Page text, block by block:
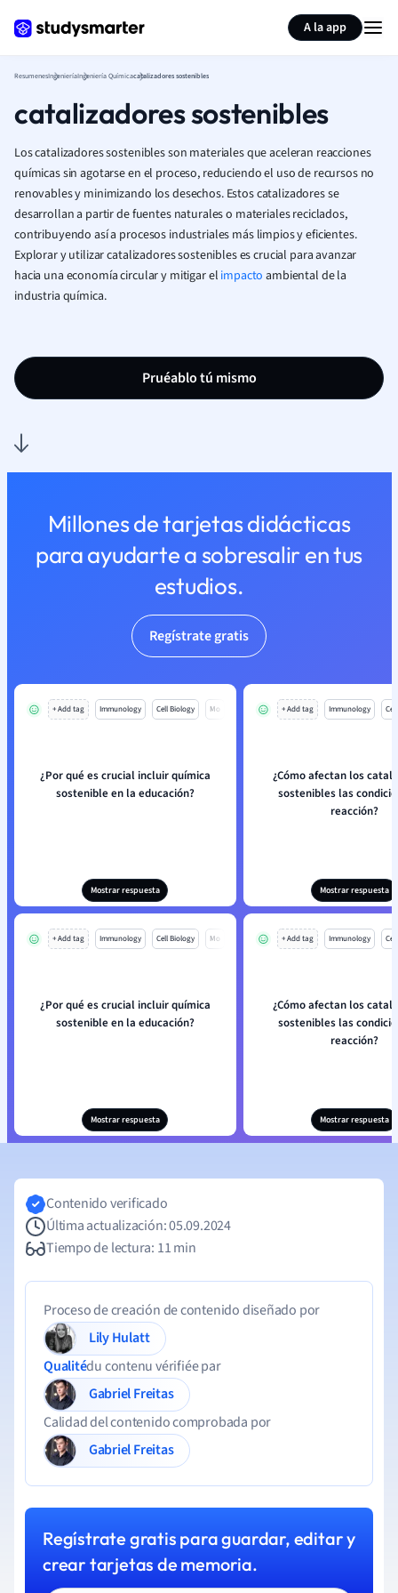
A la app
ResumenesIngenieríaIngeniería Químicacatalizadores sostenibles
catalizadores sostenibles
Los catalizadores sostenibles son materiales que aceleran reacciones
químicas sin agotarse en el proceso, reduciendo el uso de recursos no
renovables y minimizando los desechos. Estos catalizadores se
desarrollan a partir de fuentes naturales o materiales reciclados,
contribuyendo así a procesos industriales más limpios y eficientes.
Explorar y utilizar catalizadores sostenibles es crucial para avanzar
hacia una economía circular y mitigar el impacto ambiental de la
industria química.
Pruéablo tú mismo
Millones de tarjetas didácticas
para ayudarte a sobresalir en tus
estudios.
Regístrate gratis
+ Add tag Immunology Cell Biology Mo
¿Por qué es crucial incluir química
sostenible en la educación?
Mostrar respuesta
+ Add tag Immunology
¿Cómo afectan los
sostenibles las
reacción?
Mostrar respuesta
+ Add tag Immunology Cell Biology Mo
¿Por qué es crucial incluir química
sostenible en la educación?
Mostrar respuesta
+ Add tag Immunology
¿Cómo afectan los
sostenibles las
reacción?
Mostrar respuesta
Resumir página
Contenido verificado
Última actualización: 05.09.2024
Tiempo de lectura: 11 min
Proceso de creación de contenido diseñado por
Lily Hulatt
Qualitédu contenu vérifiée par
Gabriel Freitas
Calidad del contenido comprobada por
Gabriel Freitas
Regístrate gratis para guardar, editar y
crear tarjetas de memoria.